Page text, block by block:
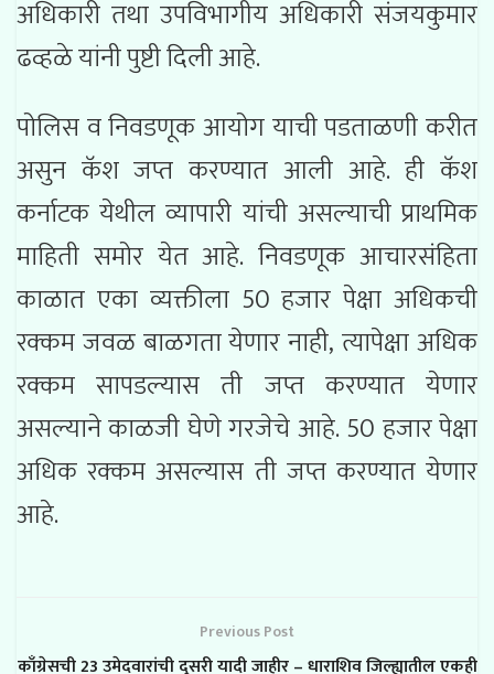
अधिकारी तथा उपविभागीय अधिकारी संजयकुमार
ढव्हळे यांनी पुष्टी दिली आहे.
पोलिस व निवडणूक आयोग याची पडताळणी करीत
असुन कॅश जप्त करण्यात आली आहे. ही कॅश
कर्नाटक येथील व्यापारी यांची असल्याची प्राथमिक
माहिती समोर येत आहे. निवडणूक आचारसंहिता
काळात एका व्यक्तीला 50 हजार पेक्षा अधिकची
रक्कम जवळ बाळगता येणार नाही, त्यापेक्षा अधिक
रक्कम सापडल्यास ती जप्त करण्यात येणार
असल्याने काळजी घेणे गरजेचे आहे. 50 हजार पेक्षा
अधिक रक्कम असल्यास ती जप्त करण्यात येणार
आहे.
Previous Post
काँग्रेसची 23 उमेदवारांची दुसरी यादी जाहीर – धाराशिव जिल्ह्यातील एकही